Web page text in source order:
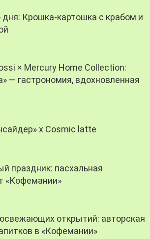
Крошка-картошка с крабом и
× Mercury Home Collection:
— гастрономия, вдохновленная
х Cosmic latte
праздник: пасхальная
«Кофемании»
открытий: авторская
в «Кофемании»